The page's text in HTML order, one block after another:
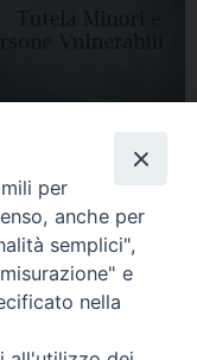
NEWS
per
anche per
semplici",
e
nella